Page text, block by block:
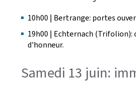
10h00 | Bertrange: portes
19h00 | Echternach (Trifolion):
d'honneur.
Samedi 13 juin: